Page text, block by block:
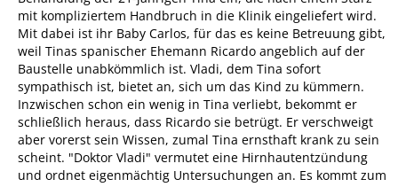
mit kompliziertem Handbruch in die Klinik eingeliefert wird.
Mit dabei ist ihr Baby Carlos, für das es keine Betreuung gibt,
weil Tinas spanischer Ehemann Ricardo angeblich auf der
Baustelle unabkömmlich ist. Vladi, dem Tina sofort
sympathisch ist, bietet an, sich um das Kind zu kümmern.
Inzwischen schon ein wenig in Tina verliebt, bekommt er
schließlich heraus, dass Ricardo sie betrügt. Er verschweigt
aber vorerst sein Wissen, zumal Tina ernsthaft krank zu sein
scheint. "Doktor Vladi" vermutet eine Hirnhautentzündung
und ordnet eigenmächtig Untersuchungen an. Es kommt zum